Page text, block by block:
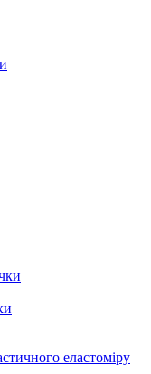
еластоміру